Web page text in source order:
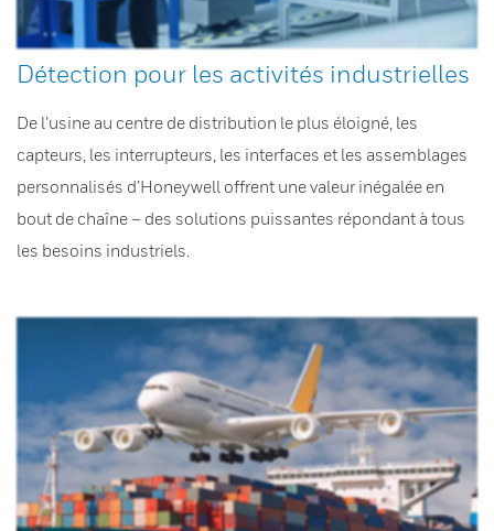
Détection pour les activités industrielles
De l’usine au centre de distribution le plus éloigné, les
capteurs, les interrupteurs, les interfaces et les assemblages
personnalisés d’Honeywell offrent une valeur inégalée en
bout de chaîne – des solutions puissantes répondant à tous
les besoins industriels.